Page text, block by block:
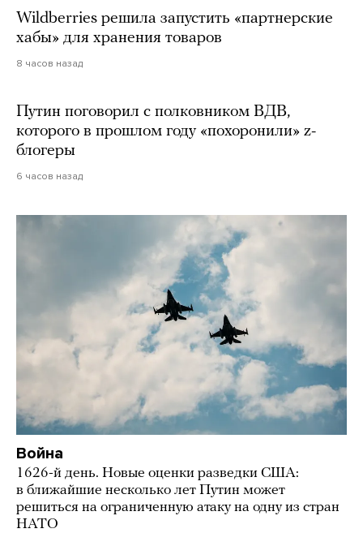
Wildberries решила запустить «партнерские
хабы» для хранения товаров
8 часов назад
Путин поговорил с полковником ВДВ,
которого в прошлом году «похоронили» z-
блогеры
6 часов назад
Война
1626-й день. Новые оценки разведки США:
в ближайшие несколько лет Путин может
решиться на ограниченную атаку на одну из стран
НАТО